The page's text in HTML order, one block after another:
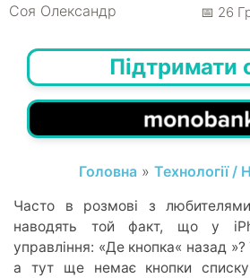
Соя Олександр 📅 26
Підтримати
Головна » Технології /
Часто в розмові з
наводять той факт, що у
управління: «Де кнопка« назад
а тут ще немає кнопки